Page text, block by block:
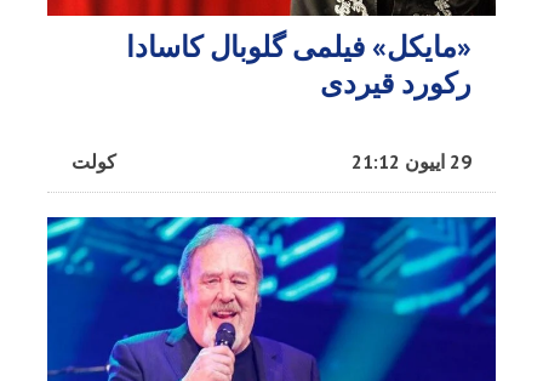
«مایکل» فیلمی گلوبال کاسادا
رکورد قیردی
کولت 29 اییون 21:12